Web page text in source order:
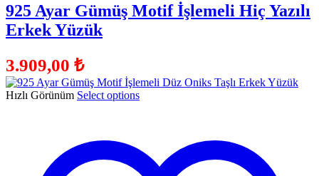
925 Ayar Gümüş Motif İşlemeli Hiç Yazılı
Erkek Yüzük
3.909,00 ₺
Hızlı Görünüm Select options